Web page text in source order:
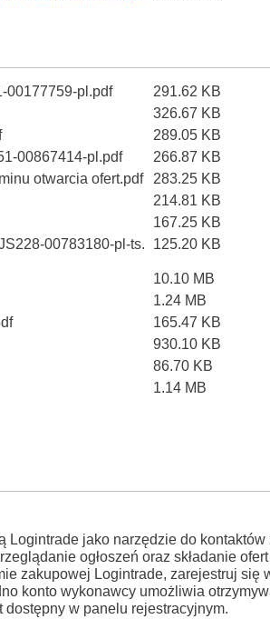
00177759-pl.pdf 291.62 KB
326.67 KB
289.05 KB
00867414-pl.pdf
266.87 KB
otwarcia ofert.pdf
283.25 KB
214.81 KB
167.25 KB
00783180-pl-ts.
125.20 KB
10.10 MB
1.24 MB
165.47 KB
930.10 KB
86.70 KB
1.14 MB
Logintrade jako narzędzie do kontaktów
ogłoszeń oraz składanie
zakupowej Logintrade, zarejestruj się
konto wykonawcy umożliwia
w panelu rejestracyjnym.